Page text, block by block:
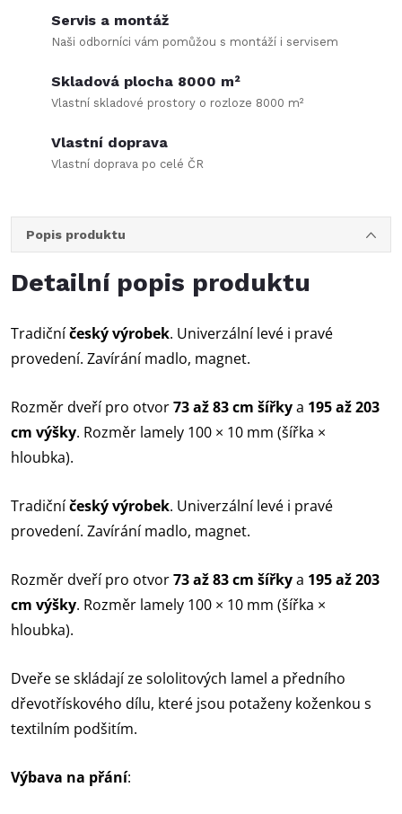
Servis a montáž
Naši odborníci vám pomůžou s montáží i servisem
Skladová plocha 8000 m²
Vlastní skladové prostory o rozloze 8000 m²
Vlastní doprava
Vlastní doprava po celé ČR
Popis produktu
Detailní popis produktu
Tradičníčeský výrobek. Univerzální levé i pravé
provedení. Zavírání madlo, magnet.
Rozměr dveří pro otvor73 až 83 cm šířkya 195 až 203
cm výšky. Rozměr lamely 100 × 10 mm (šířka ×
hloubka).
Tradičníčeský výrobek. Univerzální levé i pravé
provedení. Zavírání madlo, magnet.
Rozměr dveří pro otvor73 až 83 cm šířkya 195 až 203
cm výšky. Rozměr lamely 100 × 10 mm (šířka ×
hloubka).
Dveře se skládají ze sololitových lamel a předního
dřevotřískového dílu, které jsou potaženy koženkou s
textilním podšitím.
Výbava na přání: